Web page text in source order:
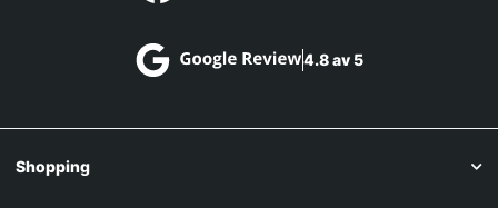
4.8 av 5
Shopping